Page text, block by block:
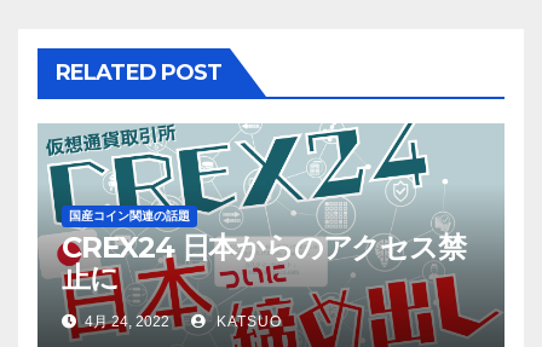
RELATED POST
国産コイン関連の話題
CREX24 日本からのアクセス禁
止に
4月 24, 2022 KATSUO